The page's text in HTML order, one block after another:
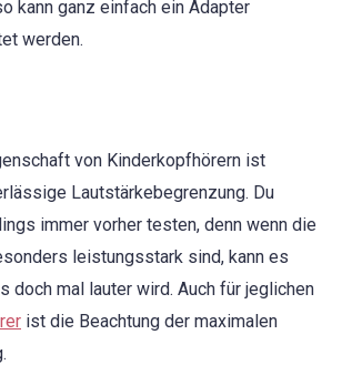
kann ganz einfach ein Adapter
werden.
von Kinderkopfhörern ist
Lautstärkebegrenzung. Du
immer vorher testen, denn wenn die
leistungsstark sind, kann es
doch mal lauter wird. Auch für jeglichen
ist die Beachtung der maximalen